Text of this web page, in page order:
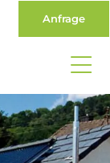
Anfrage